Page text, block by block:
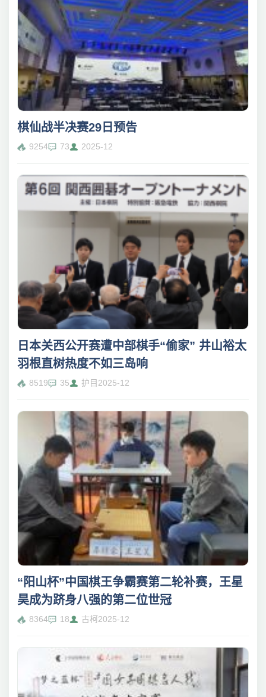
棋仙战半决赛29日预告
9254 73 2025-12
日本关西公开赛遭中部棋手“偷家” 井山裕太
羽根直树热度不如三岛响
8519 35 护目 2025-12
“阳山杯”中国棋王争霸赛第二轮补赛，王星
昊成为跻身八强的第二位世冠
8364 18 古柯2025-12